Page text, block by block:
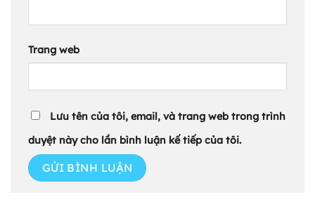
Trang web
Lưu tên của tôi, email, và trang web trong trình
duyệt này cho lần bình luận kế tiếp của tôi.